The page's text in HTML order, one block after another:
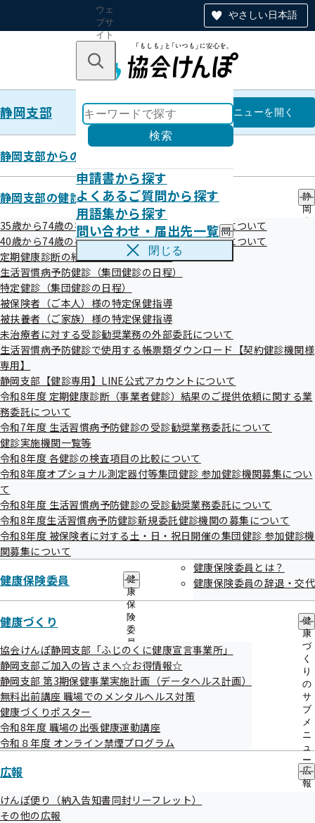
やさしい日本語
ウェ
ブサ
イト
のナ
ン
キーワードで探す
検索
申請書から探す
よくあるご質問から探す
用語集から探す
問い合わせ・届出先一覧 問
い
先
一
覧
サ
ブ
ニ
ュ
閉じる
静岡支部 静岡支部
メニューを開く
静岡支部からのお知らせ
静岡支部の健診・保健指導のご案内
静
岡
の
の
ー
35歳から74歳の被保険者（ご本人）様の健康診断について
40歳から74歳の被扶養者（ご家族）様の健康診断について
定期健康診断の結果をご提供願います
生活習慣病予防健診（集団健診の日程）
特定健診（集団健診の日程）
被保険者（ご本人）様の特定保健指導
被扶養者（ご家族）様の特定保健指導
未治療者に対する受診勧奨業務の外部委託について
生活習慣病予防健診で使用する帳票類ダウンロード【契約健診機関様
専用】
静岡支部【健診専用】LINE公式アカウントについて
令和8年度 定期健康診断（事業者健診）結果のご提供依頼に関する業
務委託について
令和7年度 生活習慣病予防健診の受診勧奨業務委託について
健診実施機関一覧等
令和8年度 各健診の検査項目の比較について
令和8年度オプショナル測定器付等集団健診 参加健診機関募集につい
て
令和8年度 生活習慣病予防健診の受診勧奨業務委託について
令和8年度生活習慣病予防健診新規委託健診機関の募集について
令和8年度 被保険者に対する土・日・祝日開催の集団健診 参加健診機
関募集について
健康保険委員
健
康
保
険
委
員
の
サ
ブ
メ
ー
健康保険委員とは？
健康保険委員の辞退・交代
健康づくり
健
康
づ
く
り
の
サ
ブ
メ
ニ
ュ
ー
協会けんぽ静岡支部「ふじのくに健康宣言事業所」
静岡支部ご加入の皆さまへ☆お得情報☆
静岡支部 第3期保健事業実施計画（データヘルス計画）
無料出前講座 職場でのメンタルヘルス対策
健康づくりポスター
令和8年度 職場の出張健康運動講座
令和８年度 オンライン禁煙プログラム
広報
広
報
けんぽ便り（納入告知書同封リーフレット）
その他の広報
リンク集
令和06年05月13日
健康づくり関係
各種健康づくり施策を掲載している「健康増進課」のページ
です。
健康増進課｜静岡県公式ホームページ
携帯電話を利用した楽しいウォーキング促進プログラムな
ど、健康づくりを応援するサイトです。
公益財団法人 しずおか健康長寿財団
医療関係
休日・夜間当番医検索や夜間急患センターなどを探すことが
できるサイトです。
全国の病院・診療所・歯科診療所・助産所/薬局を検索｜
医療情報ネット｜厚生労働省
ジェネリック医薬品の種類や薬価を調べたり、利用医療機関
を探すことができる情報サイトです。